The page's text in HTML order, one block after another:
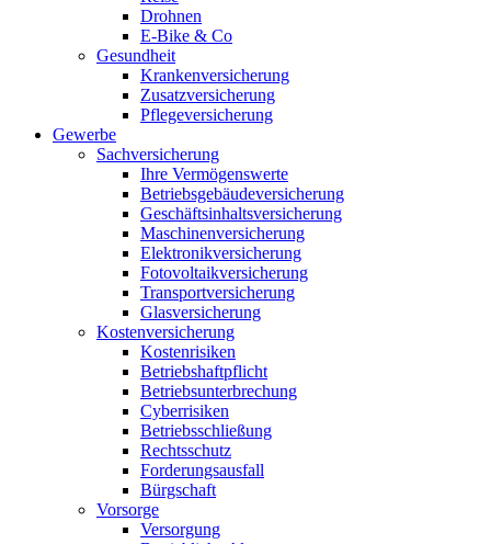
Drohnen
E-Bike & Co
Gesundheit
Krankenversicherung
Zusatzversicherung
Pflegeversicherung
Gewerbe
Sachversicherung
Ihre Vermögenswerte
Betriebsgebäudeversicherung
Geschäftsinhaltsversicherung
Maschinenversicherung
Elektronikversicherung
Fotovoltaikversicherung
Transportversicherung
Glasversicherung
Kostenversicherung
Kostenrisiken
Betriebshaftpflicht
Betriebsunterbrechung
Cyberrisiken
Betriebsschließung
Rechtsschutz
Forderungsausfall
Bürgschaft
Vorsorge
Versorgung